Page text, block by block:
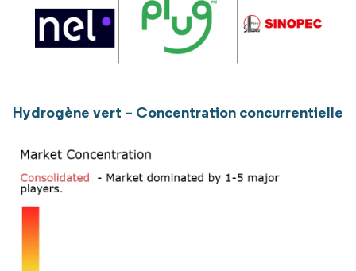
Hydrogène vert – Concentration concurrentielle